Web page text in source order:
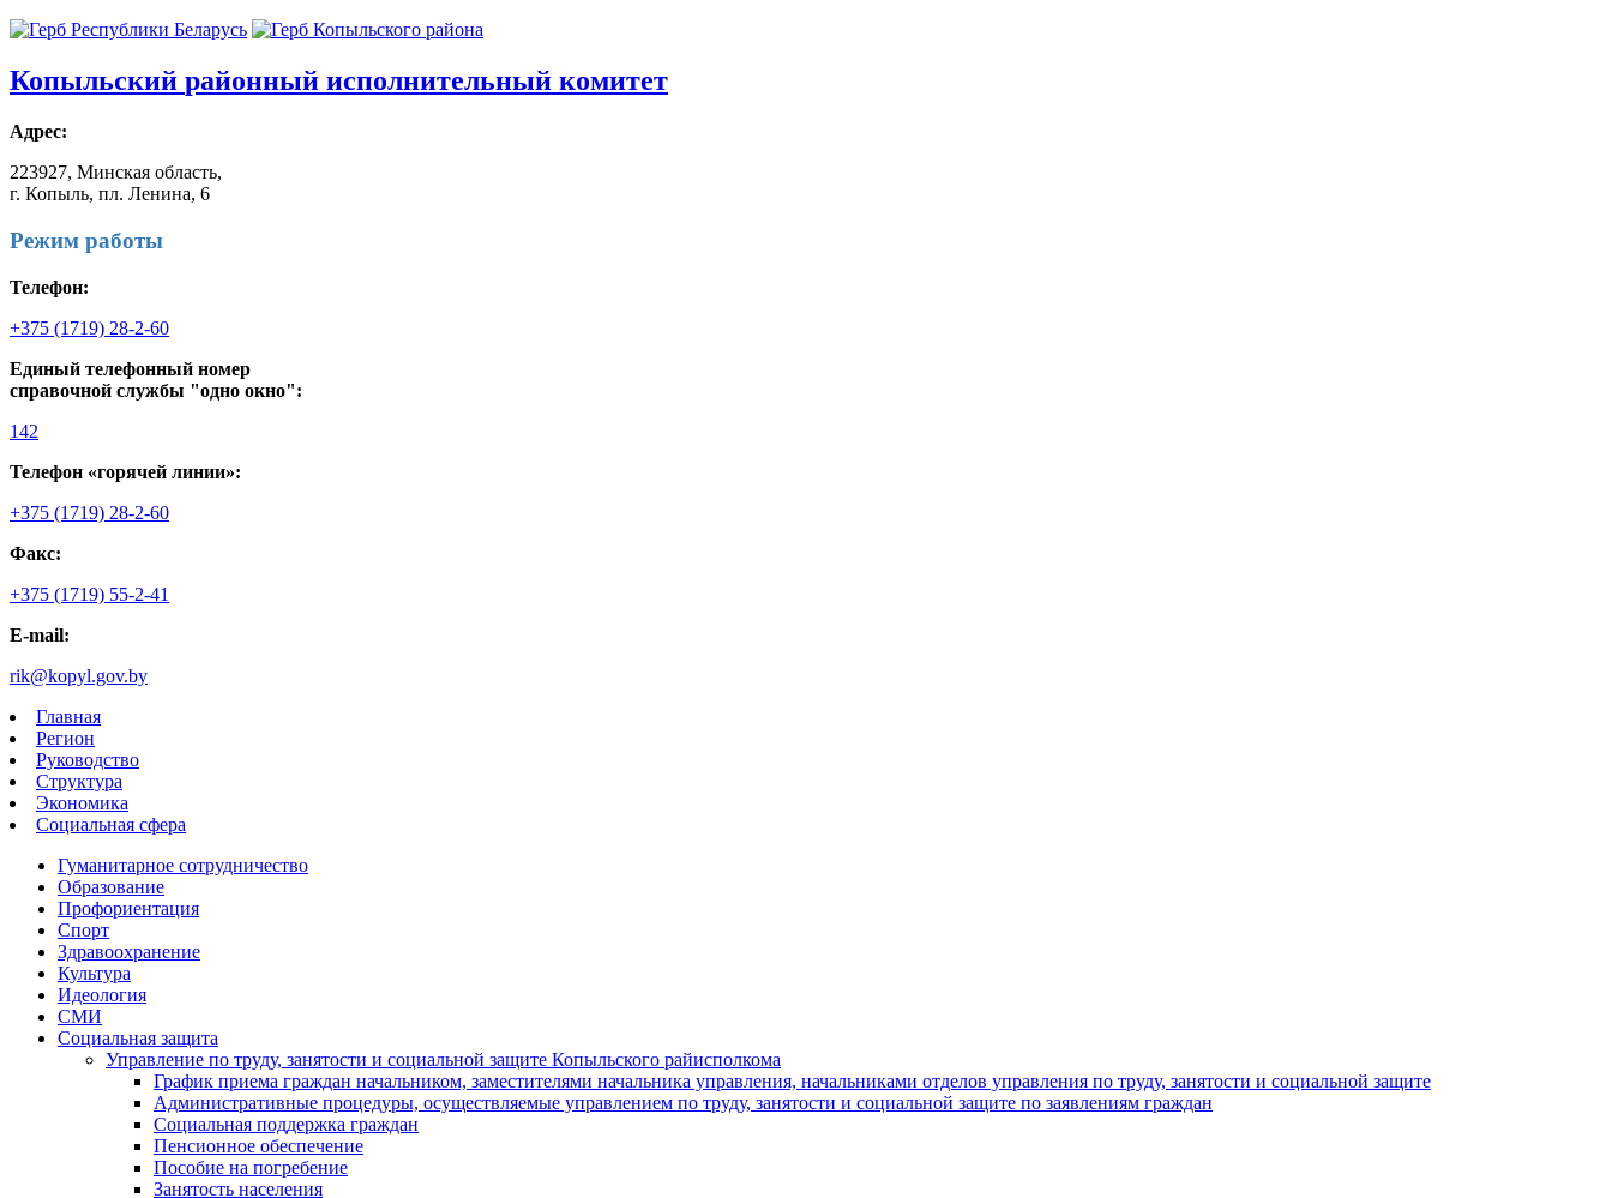
Копыльский районный исполнительный комитет
Адрес:
223927, Минская область,
г. Копыль, пл. Ленина, 6
Режим работы
Телефон:
+375 (1719) 28-2-60
Единый телефонный номер
справочной службы "одно окно":
142
Телефон «горячей линии»:
+375 (1719) 28-2-60
Факс:
+375 (1719) 55-2-41
E-mail:
rik@kopyl.gov.by
Главная
Регион
Руководство
Структура
Экономика
Социальная сфера
Гуманитарное сотрудничество
Образование
Профориентация
Спорт
Здравоохранение
Культура
Идеология
СМИ
Социальная защита
Управление по труду, занятости и социальной защите Копыльского райисполкома
График приема граждан начальником, заместителями начальника управления, начальниками отделов управления по труду, занятости и социальной защите
Административные процедуры, осуществляемые управлением по труду, занятости и социальной защите по заявлениям граждан
Социальная поддержка граждан
Пенсионное обеспечение
Пособие на погребение
Занятость населения